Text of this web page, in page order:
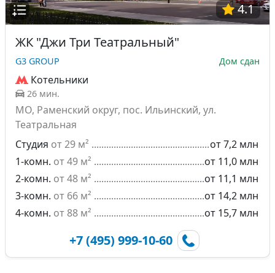
4.1
ЖК "Джи Три Театральный"
G3 GROUP Дом сдан
Котельники
26 мин.
МО, Раменский округ, пос. Ильинский, ул.
Театральная
Студия от 29 м²
от 7,2 млн
1-комн. от 49 м²
от 11,0 млн
2-комн. от 48 м²
от 11,1 млн
3-комн. от 66 м²
от 14,2 млн
4-комн. от 88 м² от 15,7 млн
+7 (495) 999-10-60